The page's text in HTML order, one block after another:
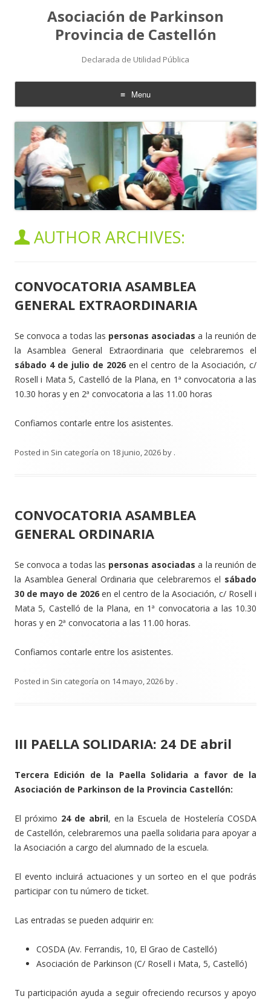
Asociación de Parkinson
Provincia de Castellón
Declarada de Utilidad Pública
Menu
Skip
to
content
AUTHOR ARCHIVES:
CONVOCATORIA ASAMBLEA
GENERAL EXTRAORDINARIA
Se convoca a todas las personas asociadas a la reunión de
la Asamblea General Extraordinaria que celebraremos el
sábado 4 de julio de 2026en el centro de la Asociación, c/
Rosell i Mata 5, Castelló de la Plana, en 1ª convocatoria a las
10.30 horas y en 2ª convocatoria a las 11.00 horas
Confiamos contarle entre los asistentes.
Posted in Sin categoría on 18 junio, 2026by .
CONVOCATORIA ASAMBLEA
GENERAL ORDINARIA
Se convoca a todas las personas asociadas a la reunión de
la Asamblea General Ordinaria que celebraremos el sábado
30 de mayo de 2026 en el centro de la Asociación, c/ Rosell i
Mata 5, Castelló de la Plana, en 1ª convocatoria a las 10.30
horas y en 2ª convocatoria a las 11.00 horas.
Confiamos contarle entre los asistentes.
Posted in Sin categoría on 14 mayo, 2026by .
III PAELLA SOLIDARIA: 24 DE abril
Tercera Edición de la Paella Solidaria a favor de la
Asociación de Parkinson de la Provincia Castellón:
El próximo 24 de abril, en la Escuela de Hostelería COSDA
de Castellón, celebraremos una paella solidaria para apoyar a
la Asociación a cargo del alumnado de la escuela.
El evento incluirá actuaciones y un sorteo en el que podrás
participar con tu número de ticket.
Las entradas se pueden adquirir en:
COSDA (Av. Ferrandis, 10, El Grao de Castelló)
Asociación de Parkinson (C/ Rosell i Mata, 5, Castelló)
Tu participación ayuda a seguir ofreciendo recursos y apoyo